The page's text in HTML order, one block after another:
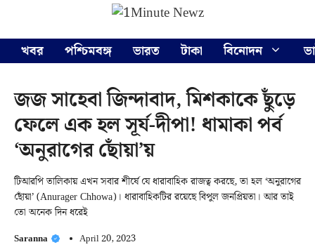
content
খবর
পশ্চিমবঙ্গ ভারত টাকা বিনোদন
জজ সাহেবা জিন্দাবাদ, মিশকাকে ছুঁড়ে
ফেলে এক হল সূর্য-দীপা! ধামাকা পর্ব
‘অনুরাগের ছোঁয়া’য়
টিআরপি তালিকায় এখন সবার শীর্ষে যে ধারাবাহিক রাজত্ব করছে, তা হল ‘অনুরাগের
ছোঁয়া’ (Anurager Chhowa)। ধারাবাহিকটির রয়েছে বিপুল জনপ্রিয়তা। আর তাই
তো অনেক দিন ধরেই
Saranna April 20, 2023